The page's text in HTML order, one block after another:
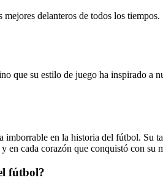
delanteros de todos los
que su estilo de juego ha inspirado a
en la historia del fútbol.
en cada corazón que conquistó con su
fútbol?